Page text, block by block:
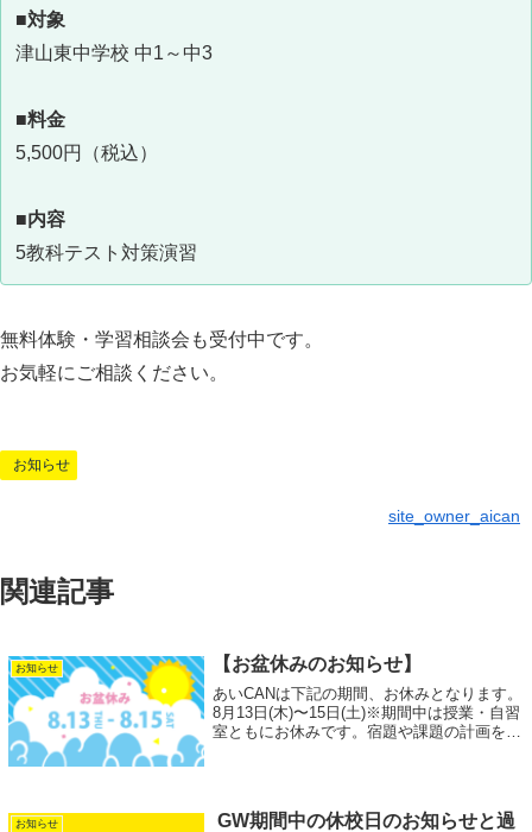
■対象
津山東中学校 中1～中3
■料金
5,500円（税込）
■内容
5教科テスト対策演習
無料体験・学習相談会も受付中です。
お気軽にご相談ください。
お知らせ
site_owner_aican
関連記事
お知らせ 【お盆休みのお知らせ】
あいCANは下記の期間、お休みとなります。
8月13日(木)〜15日(土)※期間中は授業・自習
室ともにお休みです。宿題や課題の計画を立
お知らせ
GW期間中の休校日のお知らせと過